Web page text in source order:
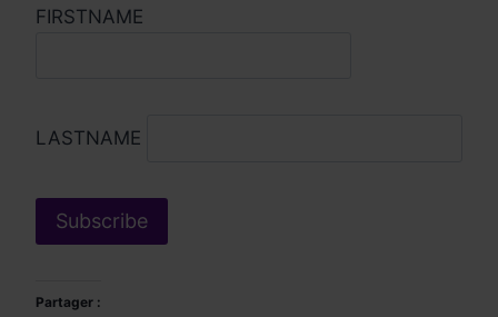
FIRSTNAME
LASTNAME
Partager :